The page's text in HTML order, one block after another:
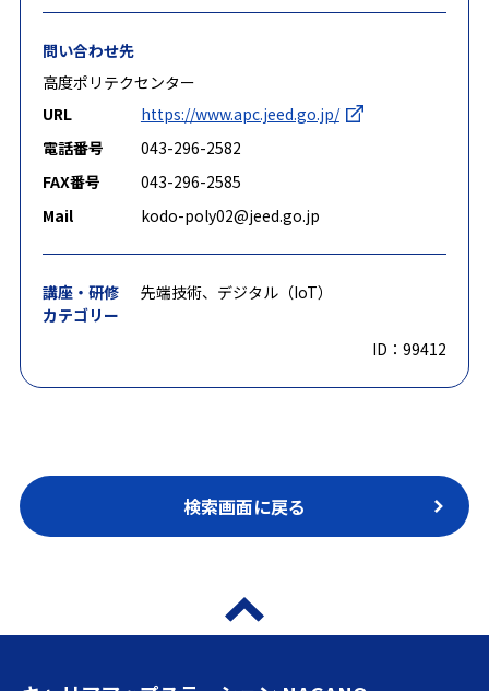
問い合わせ先
高度ポリテクセンター
URL
https://www.apc.jeed.go.jp/
電話番号
043-296-2582
FAX番号
043-296-2585
Mail
kodo-poly02@jeed.go.jp
講座・研修
カテゴリー
先端技術、デジタル（IoT）
ID：99412
検索画面に戻る